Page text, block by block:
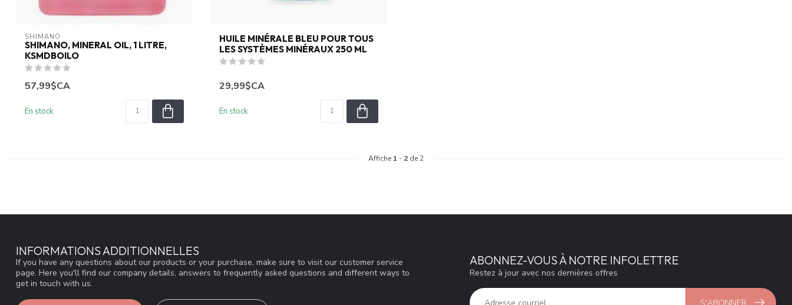
SHIMANO
SHIMANO, MINERAL OIL, 1 LITRE,
KSMDBOILO
57,99$CA
En stock
HUILE MINÉRALE BLEU POUR TOUS
LES SYSTÈMES MINÉRAUX 250 ML
29,99$CA
En stock
Affiche 1 - 2 de 2
INFORMATIONS ADDITIONNELLES
If you have any questions about our products or your purchase, make sure to visit our customer service
page. Here you'll find our company details, answers to frequently asked questions and different ways to
get in touch with us.
ABONNEZ-VOUS À NOTRE INFOLETTRE
Restez à jour avec nos dernières offres
S'ABONNER